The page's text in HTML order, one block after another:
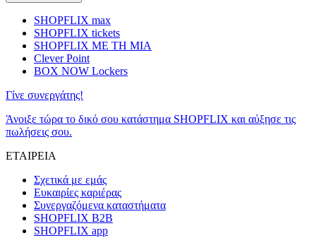
SHOPFLIX max
SHOPFLIX tickets
SHOPFLIX ΜΕ ΤΗ ΜΙΑ
Clever Point
BOX NOW Lockers
Γίνε συνεργάτης!
Άνοιξε τώρα το δικό σου κατάστημα SHOPFLIX και αύξησε τις
πωλήσεις σου.
ΕΤΑΙΡΕΙΑ
Σχετικά με εμάς
Ευκαιρίες καριέρας
Συνεργαζόμενα καταστήματα
SHOPFLIX B2B
SHOPFLIX app